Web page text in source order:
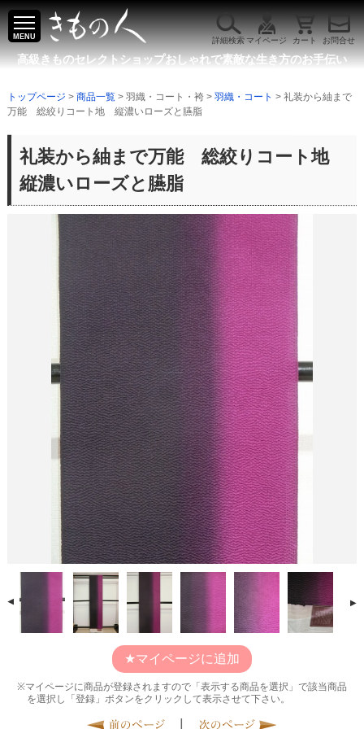
MENU
高級きものセレクトショップおしゃれで素敵な生き方のお手伝い
詳細検索マイページ カート お問合せ
トップページ > 商品一覧> 羽織・コート・袴 > 羽織・コート > 礼装から紬まで
万能 総絞りコート地 縦濃いローズと臙脂
礼装から紬まで万能 総絞りコート地
縦濃いローズと臙脂
マイページに追加
マイページに商品が登録されますので「表示する商品を選択」で該当商品
を選択し「登録」ボタンをクリックして表示させて下さい。
|